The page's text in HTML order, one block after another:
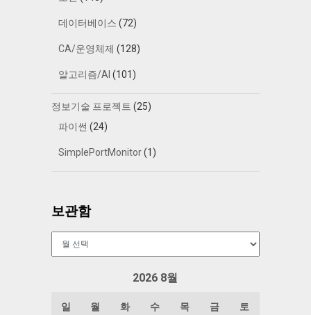
데이터베이스 (72)
CA/운영체제 (128)
알고리즘/AI (101)
정보기술 프로젝트 (25)
파이썬 (24)
SimplePortMonitor(1)
보관함
2026 8월
일 월 화 수 목 금 토